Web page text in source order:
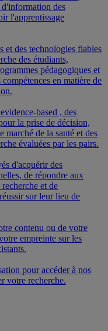
des
l'apprentissage
et des technologies fiables
des étudiants,
pédagogiques et
en matière de
based , des
la prise de décision,
marché de la santé et des
évaluées par les pairs.
d'acquérir des
de répondre aux
et de
sur leur lieu de
contenu ou de votre
empreinte sur les
pour accéder à nos
votre recherche.